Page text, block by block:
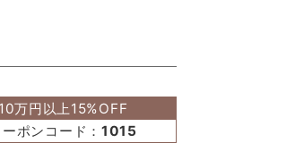
10万円以上15%OFF
ーポンコード： 1015